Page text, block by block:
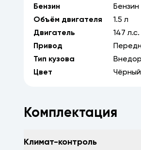
Бензин
Бензин
Объём двигателя
1.5 л
Двигатель
147 л.с.
Привод
Тип кузова
Цвет
Чёрный
Комплектация
Климат-контроль